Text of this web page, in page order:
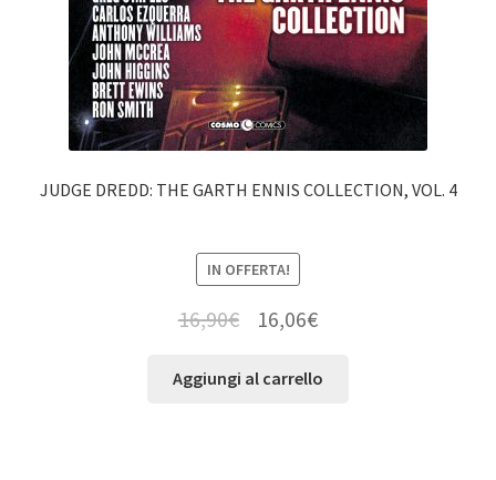
JUDGE DREDD: THE GARTH ENNIS COLLECTION, VOL. 4
IN OFFERTA!
16,90€ 16,06€
Aggiungi al carrello